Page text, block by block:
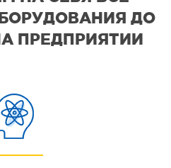
ДО
ПРЕДПРИЯТИИ